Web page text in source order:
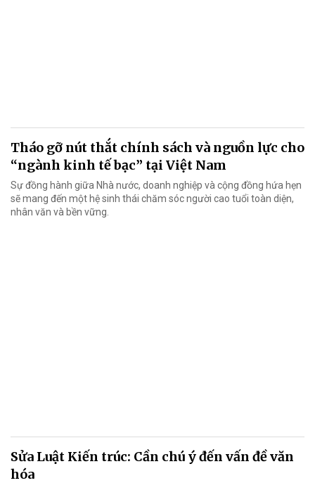
Tháo gỡ nút thắt chính sách và nguồn lực cho
“ngành kinh tế bạc” tại Việt Nam
Sự đồng hành giữa Nhà nước, doanh nghiệp và cộng đồng hứa hẹn
sẽ mang đến một hệ sinh thái chăm sóc người cao tuổi toàn diện,
nhân văn và bền vững.
Sửa Luật Kiến trúc: Cần chú ý đến vấn đề văn
hóa